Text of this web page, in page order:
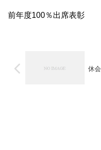
前年度100％出席表彰
休会